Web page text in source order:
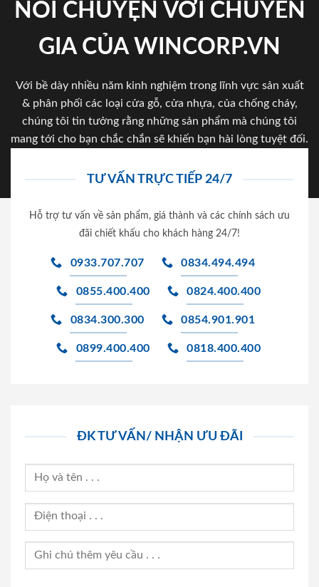
NÓI CHUYỆN VỚI CHUYÊN
GIA CỦA WINCORP.VN
Với bề dày nhiều năm kinh nghiệm trong lĩnh vực sản xuất
& phân phối các loại cửa gỗ, cửa nhựa, của chống cháy,
chúng tôi tin tưởng rằng những sản phẩm mà chúng tôi
mang tới cho bạn chắc chắn sẽ khiến bạn hài lòng tuyệt đối.
TƯ VẤN TRỰC TIẾP 24/7
Hỗ trợ tư vấn về sản phẩm, giá thành và các chính sách ưu
đãi chiết khấu cho khách hàng 24/7!
0933.707.707 0834.494.494
0855.400.400 0824.400.400
0834.300.300 0854.901.901
0899.400.400 0818.400.400
ĐK TƯ VẤN/ NHẬN ƯU ĐÃI